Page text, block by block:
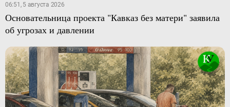
06:51, 5 августа 2026
Основательница проекта "Кавказ без матери" заявила
об угрозах и давлении